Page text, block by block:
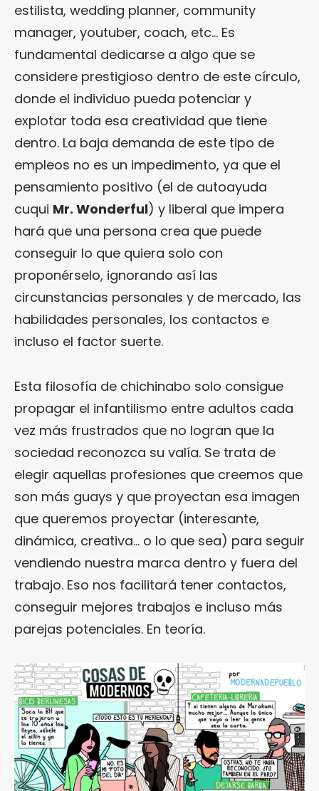
estilista, wedding planner, community
manager, youtuber, coach, etc… Es
fundamental dedicarse a algo que se
considere prestigioso dentro de este círculo,
donde el individuo pueda potenciar y
explotar toda esa creatividad que tiene
dentro. La baja demanda de este tipo de
empleos no es un impedimento, ya que el
pensamiento positivo (el de autoayuda
cuqui Mr. Wonderful) y liberal que impera
hará que una persona crea que puede
conseguir lo que quiera solo con
proponérselo, ignorando así las
circunstancias personales y de mercado, las
habilidades personales, los contactos e
incluso el factor suerte.
Esta filosofía de chichinabo solo consigue
propagar el infantilismo entre adultos cada
vez más frustrados que no logran que la
sociedad reconozca su valía. Se trata de
elegir aquellas profesiones que creemos que
son más guays y que proyectan esa imagen
que queremos proyectar (interesante,
dinámica, creativa… o lo que sea) para seguir
vendiendo nuestra marca dentro y fuera del
trabajo. Eso nos facilitará tener contactos,
conseguir mejores trabajos e incluso más
parejas potenciales. En teoría.